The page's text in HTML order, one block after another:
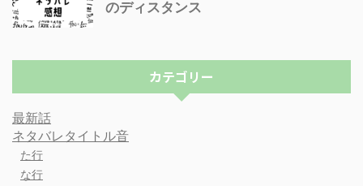
のディスタンス
カテゴリー
最新話
ネタバレタイトル音
た行
な行